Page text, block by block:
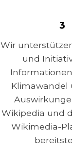
3
Wir
und
Klimawandel
Wikipedia und
Wikimedia-